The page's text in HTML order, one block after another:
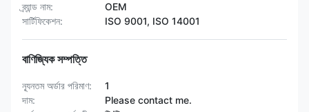
ব্র্যান্ড নাম:
OEM
সার্টিফিকেশন:
ISO 9001, ISO 14001
বাণিজ্যিক সম্পত্তি
ন্যূনতম অর্ডার পরিমাণ:
1
দাম:
Please contact me.